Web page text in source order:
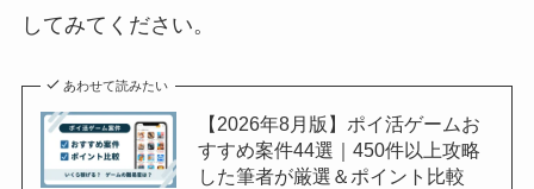
してみてください。
あわせて読みたい
【2026年8月版】ポイ活ゲームお
すすめ案件44選｜450件以上攻略
した筆者が厳選＆ポイント比較